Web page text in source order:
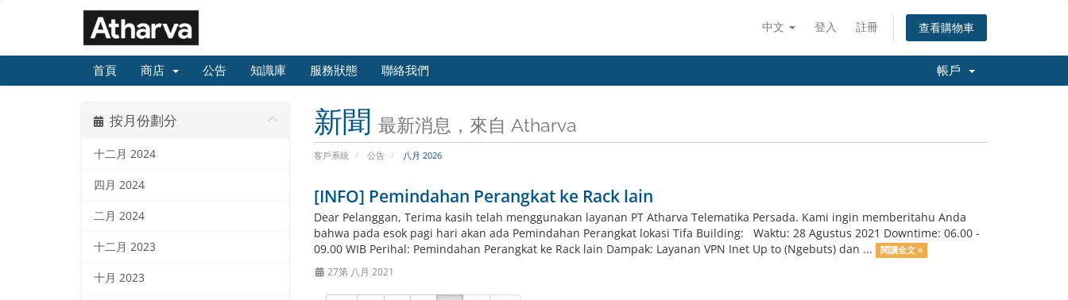
中文 登入 註冊 查看購物車
首頁 商店 公告 知識庫 服務狀態 聯絡我們 帳戶
新聞 最新消息，來自 Atharva
客戶系統 公告 八月 2026
按月份劃分
十二月 2024
四月 2024
二月 2024
十二月 2023
十月 2023
[INFO] Pemindahan Perangkat ke Rack lain
Dear Pelanggan, Terima kasih telah menggunakan layanan PT Atharva Telematika Persada. Kami ingin memberitahu Anda
bahwa pada esok pagi hari akan ada Pemindahan Perangkat lokasi Tifa Building: Waktu: 28 Agustus 2021 Downtime: 06.00 -
09.00 WIB Perihal: Pemindahan Perangkat ke Rack lain Dampak: Layanan VPN Inet Up to (Ngebuts) dan ...
閱讀全文 »
27第 八月 2021